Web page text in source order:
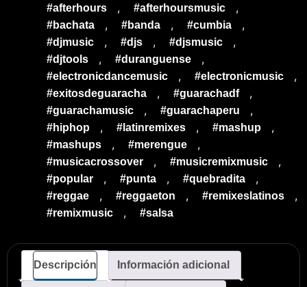
#afterhours , #afterhoursmusic ,
#bachata , #banda , #cumbia ,
#djmusic , #djs , #djsmusic ,
#djtools , #duranguense ,
#electronicdancemusic , #electronicmusic ,
#exitosdeguaracha , #guarachadf ,
#guarachamusic , #guarachaperu ,
#hiphop , #latinremixes , #mashup ,
#mashups , #merengue ,
#musicacrossover , #musicremixmusic ,
#popular , #punta , #quebradita ,
#reggae , #reggaeton , #remixeslatinos ,
#remixmusic , #salsa
Descripción Información adicional